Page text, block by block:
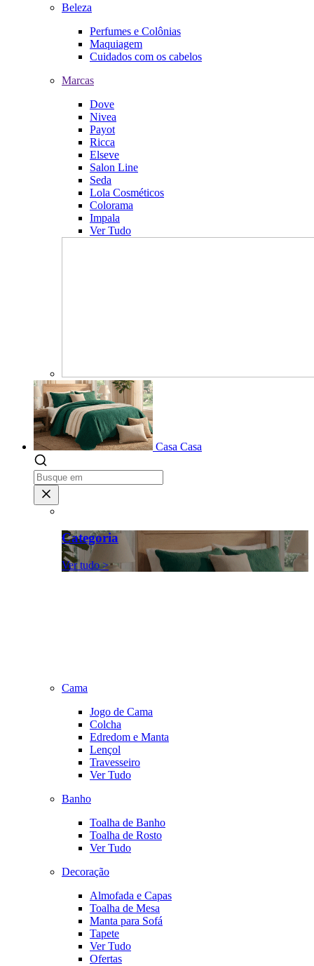
Beleza
Perfumes e Colônias
Maquiagem
Cuidados com os cabelos
Marcas
Dove
Nivea
Payot
Ricca
Elseve
Salon Line
Seda
Lola Cosméticos
Colorama
Impala
Ver Tudo
Casa Casa
Categoria
Ver tudo >
Cama
Jogo de Cama
Colcha
Edredom e Manta
Lençol
Travesseiro
Ver Tudo
Banho
Toalha de Banho
Toalha de Rosto
Ver Tudo
Decoração
Almofada e Capas
Toalha de Mesa
Manta para Sofá
Tapete
Ver Tudo
Ofertas